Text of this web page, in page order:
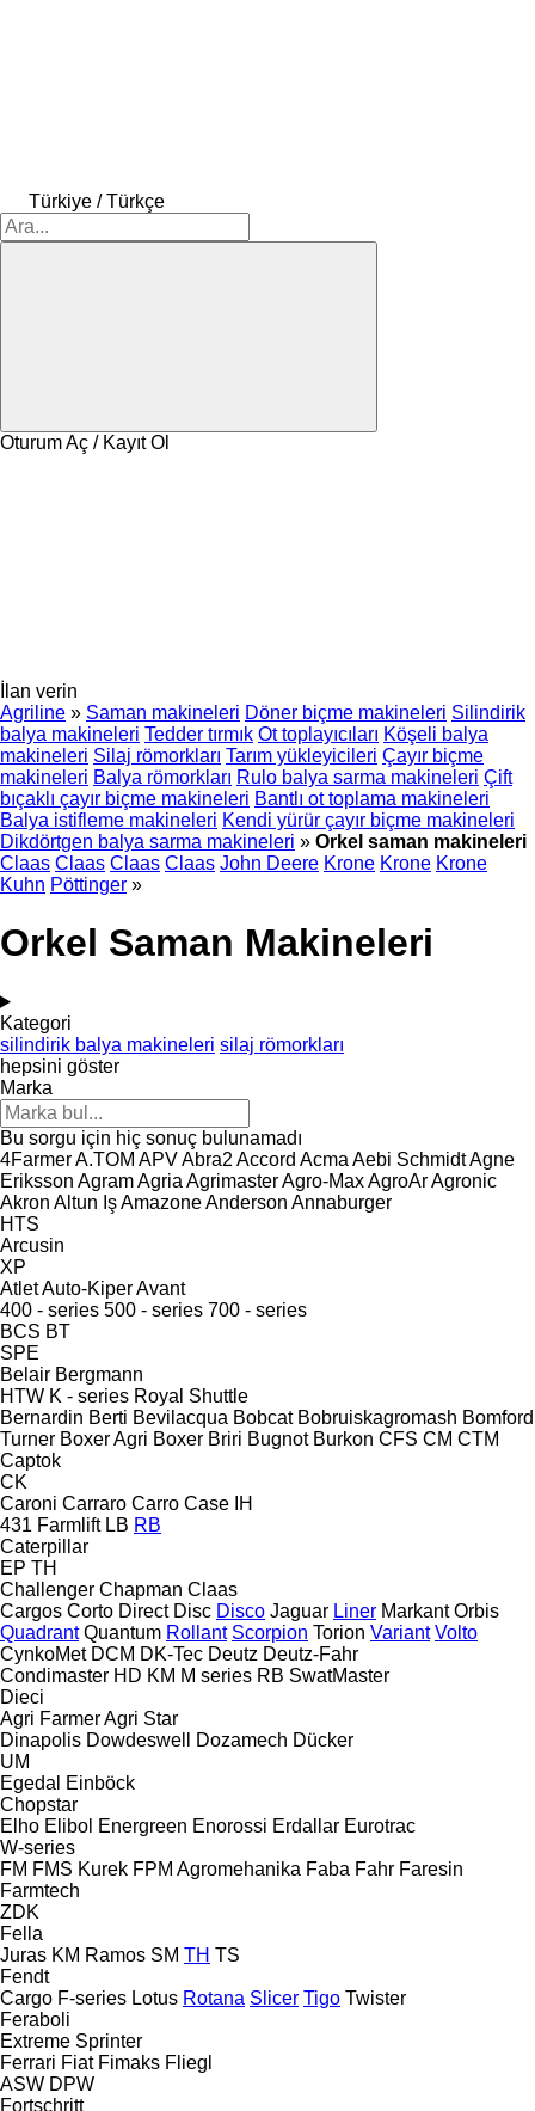
Türkiye / Türkçe
Oturum Aç / Kayıt Ol
İlan verin
Agriline » Saman makineleri Döner biçme makineleri Silindirik
balya makineleri Tedder tırmık Ot toplayıcıları Köşeli balya
makineleri Silaj römorkları Tarım yükleyicileri Çayır biçme
makineleri Balya römorkları Rulo balya sarma makineleri Çift
bıçaklı çayır biçme makineleri Bantlı ot toplama makineleri
Balya istifleme makineleri Kendi yürür çayır biçme makineleri
Dikdörtgen balya sarma makineleri » Orkel saman makineleri
Claas Claas Claas Claas John Deere Krone Krone Krone
Kuhn Pöttinger »
Orkel Saman Makineleri
Kategori
silindirik balya makineleri silaj römorkları
hepsini göster
Marka
Bu sorgu için hiç sonuç bulunamadı
4FarmerA.TOM APVAbra2 Accord Acma Aebi SchmidtAgne
Eriksson AgramAgria AgrimasterAgro-MaxAgroArAgronic
Akron Altun IşAmazoneAnderson Annaburger
HTS
Arcusin
XP
AtletAuto-KiperAvant
400 - series 500 - series 700 - series
BCS BT
SPE
Belair Bergmann
HTW K - series Royal Shuttle
Bernardin Berti Bevilacqua Bobcat Bobruiskagromash Bomford
Turner Boxer Agri Boxer Briri Bugnot Burkon CFS CM CTM
Captok
CK
Caroni Carraro Carro Case IH
431 Farmlift LB RB
Caterpillar
EP TH
Challenger Chapman Claas
Cargos Corto Direct Disc Disco Jaguar Liner Markant Orbis
Quadrant Quantum Rollant Scorpion Torion Variant Volto
CynkoMet DCM DK-Tec Deutz Deutz-Fahr
Condimaster HD KM M series RB SwatMaster
Dieci
Agri FarmerAgri Star
Dinapolis Dowdeswell Dozamech Dücker
UM
Egedal
Einböck
Chopstar
Elho Elibol Energreen Enorossi Erdallar Eurotrac
W-series
FM FMS Kurek FPM Agromehanika Faba Fahr Faresin
Farmtech
ZDK
Fella
Juras KM Ramos SM TH TS
Fendt
Cargo F-series Lotus Rotana Slicer Tigo Twister
Feraboli
Extreme Sprinter
Ferrari Fiat Fimaks Fliegl
ASW DPW
Fortschritt